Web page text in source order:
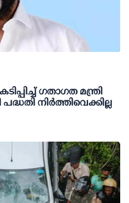
ഗതാഗത മന്ത്രി
നിര്‍ത്തിവെക്കില്ല